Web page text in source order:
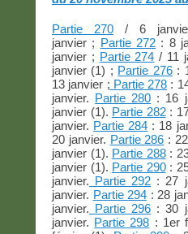
Partie 270/ 6
janvier ; Partie 272 : 8
janvier ; Partie 274 / 11
janvier (1) ; Partie 276:
13 janvier ; Partie 278 :
janvier. Partie 280 : 16
janvier (1). Partie 282:
janvier. Partie 284 : 18
20 janvier. Partie 286 :
janvier (1). Partie 288:
janvier (1). Partie 290:
janvier. Partie 292 : 27
janvier. Partie 294 : 28
janvier. Partie 296 : 30
janvier. Partie 298 : 1er